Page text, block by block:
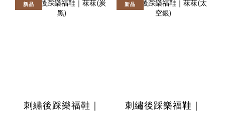
新品
刺繡後踩樂福鞋｜
新品
刺繡後踩樂福鞋｜